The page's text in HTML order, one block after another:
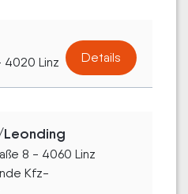
4020 Linz Details
Leonding
8 - 4060 Linz
Kfz-